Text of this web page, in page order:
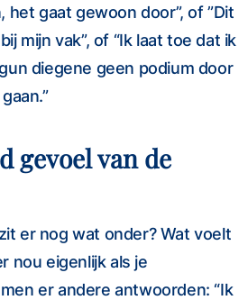
gaat gewoon door”, of ”Dit
mijn vak”, of “Ik laat toe dat ik
diegene geen podium door
gevoel van de
er nog wat onder? Wat voelt
nou eigenlijk als je
er andere antwoorden: “Ik